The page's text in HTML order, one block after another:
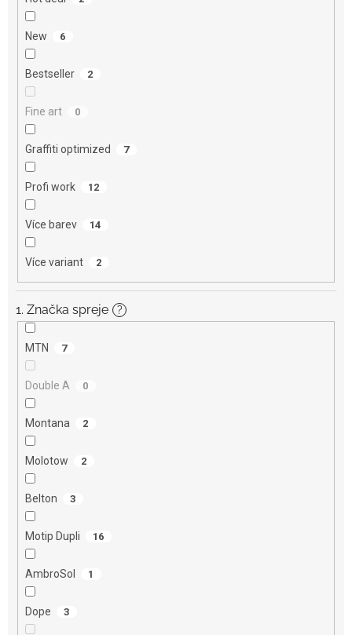
New 6
Bestseller 2
Fine art 0
Graffiti optimized 7
Profi work 12
Více barev 14
Více variant 2
1. Značka spreje ?
MTN 7
Double A 0
Montana 2
Molotow 2
Belton 3
Motip Dupli 16
AmbroSol 1
Dope 3